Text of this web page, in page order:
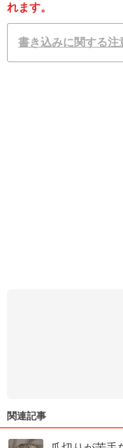
れます。
書き込みに関する注
関連記事